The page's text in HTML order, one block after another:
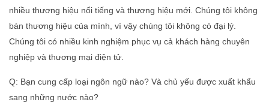
nhiều thương hiệu nổi tiếng và thương hiệu mới. Chúng tôi không
bán thương hiệu của mình, vì vậy chúng tôi không có đại lý.
Chúng tôi có nhiều kinh nghiệm phục vụ cả khách hàng chuyên
nghiệp và thương mại điện tử.
Q: Bạn cung cấp loại ngôn ngữ nào? Và chủ yếu được xuất khẩu
sang những nước nào?